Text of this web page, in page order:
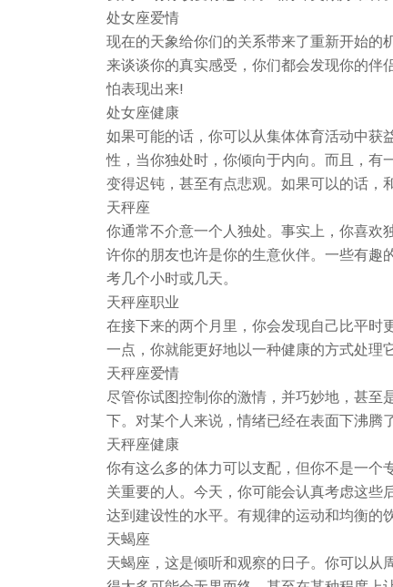
处女座爱情
现在的天象给你们的关系带来了重新开始
来谈谈你的真实感受，你们都会发现你的
怕表现出来!
处女座健康
如果可能的话，你可以从集体体育活动中获
性，当你独处时，你倾向于内向。而且，有
变得迟钝，甚至有点悲观。如果可以的话，
天秤座
你通常不介意一个人独处。事实上，你喜
许你的朋友也许是你的生意伙伴。一些有趣
考几个小时或几天。
天秤座职业
在接下来的两个月里，你会发现自己比平时
一点，你就能更好地以一种健康的方式处理它
天秤座爱情
尽管你试图控制你的激情，并巧妙地，甚
下。对某个人来说，情绪已经在表面下沸
天秤座健康
你有这么多的体力可以支配，但你不是一
关重要的人。今天，你可能会认真考虑这
达到建设性的水平。有规律的运动和均衡的
天蝎座
天蝎座，这是倾听和观察的日子。你可以